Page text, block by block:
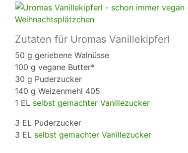
Zutaten für Uromas Vanillekipferl
50 g geriebene Walnüsse
100 g vegane Butter*
30 g Puderzucker
140 g Weizenmehl 405
1 EL selbst gemachter Vanillezucker
3 EL Puderzucker
3 EL selbst gemachter Vanillezucker